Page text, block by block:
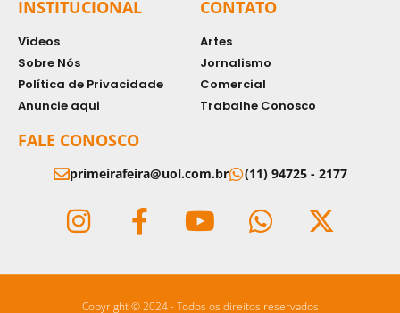
INSTITUCIONAL
Vídeos
Sobre Nós
Política de Privacidade
Anuncie aqui
CONTATO
Artes
Jornalismo
Comercial
Trabalhe Conosco
FALE CONOSCO
primeirafeira@uol.com.br (11) 94725 - 2177
Copyright © 2024 - Todos os direitos reservados